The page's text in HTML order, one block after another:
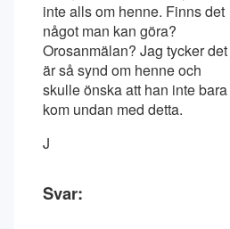
inte alls om henne. Finns det
något man kan göra?
Orosanmälan? Jag tycker det
är så synd om henne och
skulle önska att han inte bara
kom undan med detta.
J
Svar: